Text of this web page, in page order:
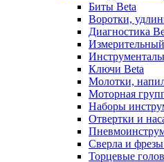
Биты Beta
Воротки,
Диагностика
Ключи Beta
Молотки,
Моторная
Наборы
Отвертки и
Сверла и
Торцевые